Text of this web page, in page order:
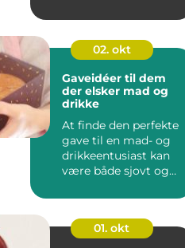
02. okt
Gaveidéer til dem
der elsker mad og
drikke
At finde den perfekte
gave til en mad- og
drikkeentusiast kan
være både sjovt og
01. okt